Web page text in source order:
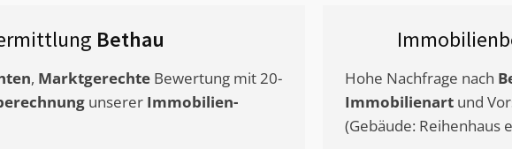
Bethau
, Marktgerechte Bewertung mit 20-
unserer Immobilien-
Hohe Nachfrage nach
Immobilienart und
(Gebäude: Reihenhaus